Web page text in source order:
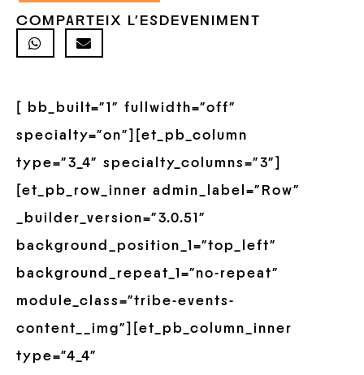
COMPARTEIX L'ESDEVENIMENT
[ bb_built=”1″ fullwidth=”off”
specialty=”on”][et_pb_column
type=”3_4″ specialty_columns=”3″]
[et_pb_row_inner admin_label=”Row”
_builder_version=”3.0.51″
background_position_1=”top_left”
background_repeat_1=”no-repeat”
module_class=”tribe-events-
content__img”][et_pb_column_inner
type=”4_4″